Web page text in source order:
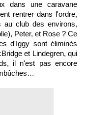
dans une caravane
rentrer dans l'ordre,
au club des environs,
Peter, et Rose ? Ce
d'Iggy sont éliminés
et Lindegren, qui
il n'est pas encore